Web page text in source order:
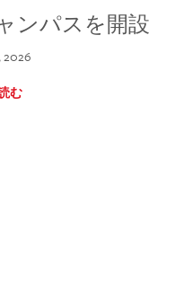
ンパスを開設
2026
む